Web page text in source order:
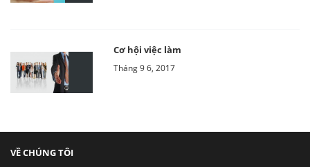
Cơ hội việc làm
Tháng 9 6, 2017
VỀ CHÚNG TÔI